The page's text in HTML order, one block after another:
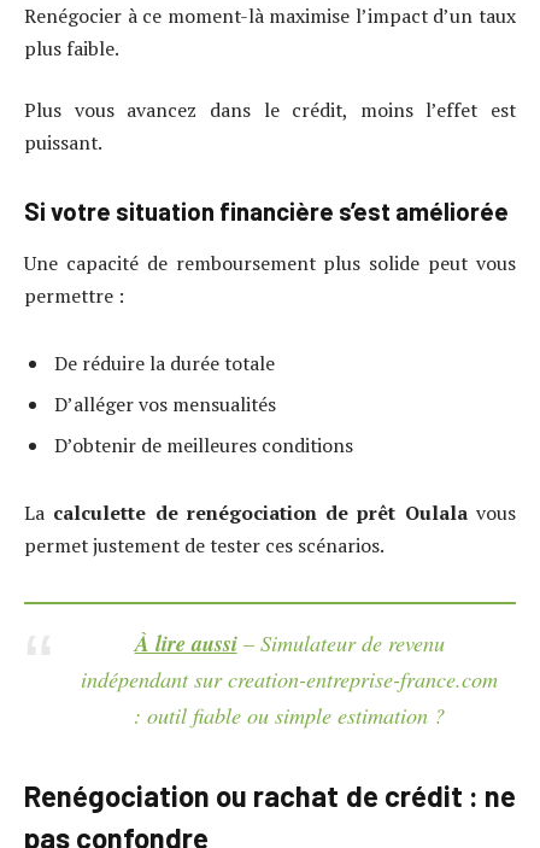
Renégocier à ce moment-là maximise l’impact d’un taux
plus faible.
Plus vous avancez dans le crédit, moins l’effet est
puissant.
Si votre situation financière s’est améliorée
Une capacité de remboursement plus solide peut vous
permettre :
De réduire la durée totale
D’alléger vos mensualités
D’obtenir de meilleures conditions
La calculette de renégociation de prêt Oulalavous
permet justement de tester ces scénarios.
À lire aussi– Simulateur de revenu
indépendant sur creation-entreprise-france.com
: outil fiable ou simple estimation ?
Renégociation ou rachat de crédit : ne
pas confondre